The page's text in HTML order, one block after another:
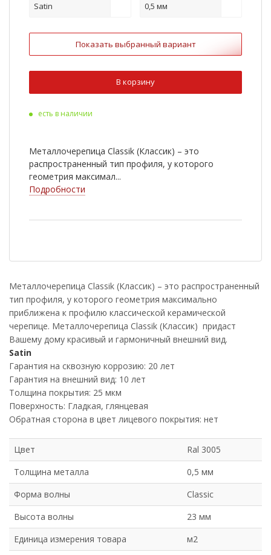
Ral 3009 Ral 6020
Ral 8022 Ral 9003
Ral 1015 Ral 3011
Ral 5005
Satin 0,5 мм
Показать выбранный вариант
В корзину
есть в наличии
Металлочерепица Classik (Классик) – это
распространенный тип профиля, у которого
геометрия максимал...
Подробности
Металлочерепица Classik (Классик) – это распространенный
тип профиля, у которого геометрия максимально
приближена к профилю классической керамической
черепице. Металлочерепица Classik (Классик) придаст
Вашему дому красивый и гармоничный внешний вид.
Satin
Гарантия на сквозную коррозию: 20 лет
Гарантия на внешний вид: 10 лет
Толщина покрытия: 25 мкм
Поверхность: Гладкая, глянцевая
Обратная сторона в цвет лицевого покрытия: нет
Цвет
Ral 3005
Толщина металла
0,5 мм
Форма волны
Classic
Высота волны
23 мм
Единица измерения товара
м2